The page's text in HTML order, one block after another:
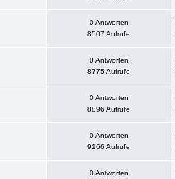
0 Antworten
8507 Aufrufe
0 Antworten
8775 Aufrufe
0 Antworten
8896 Aufrufe
0 Antworten
9166 Aufrufe
0 Antworten